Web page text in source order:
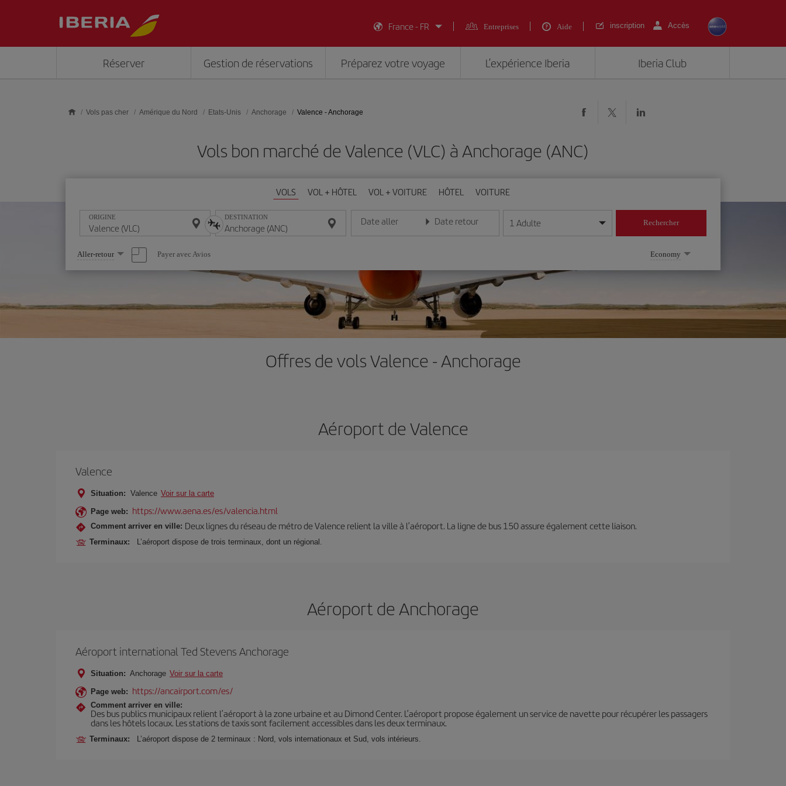
France - FR
Entreprises Aide inscription Accès
Réserver Gestion de réservations Préparez votre voyage L’expérience Iberia Iberia Club
Vols pas cher Amérique du Nord Etats-Unis Anchorage Valence - Anchorage
Vols bon marché de Valence (VLC) à Anchorage (ANC)
VOLS VOL + HÔTEL VOL + VOITURE HÔTEL VOITURE
ORIGINE DESTINATION Date aller
Entrez la date au format jour/mois/année
Date retour
Entrez la date au format jour/mois/année
1 Adulte Rechercher
Sélectionnez
une
option
Aller-retour Payer avec Avios Economy
Offres de vols Valence - Anchorage
Aéroport de Valence
Valence
Situation: Valence Voir sur la carte
Page web: https://www.aena.es/es/valencia.html
Comment arriver en ville: Deux lignes du réseau de métro de Valence relient la ville à l’aéroport. La ligne de bus 150 assure également cette liaison.
Terminaux: L’aéroport dispose de trois terminaux, dont un régional.
Aéroport de Anchorage
Aéroport international Ted Stevens Anchorage
Situation: Anchorage Voir sur la carte
Page web: https://ancairport.com/es/
Comment arriver en ville:
Des bus publics municipaux relient l’aéroport à la zone urbaine et au Dimond Center. L’aéroport propose également un service de navette pour récupérer les passagers
dans les hôtels locaux. Les stations de taxis sont facilement accessibles dans les deux terminaux.
Terminaux: L’aéroport dispose de 2 terminaux : Nord, vols internationaux et Sud, vols intérieurs.